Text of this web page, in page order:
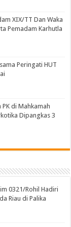
XIX/TT Dan Waka
Pemadam Karhutla
Peringati HUT
PK di Mahkamah
Dipangkas 3
0321/Rohil Hadiri
Riau di Palika